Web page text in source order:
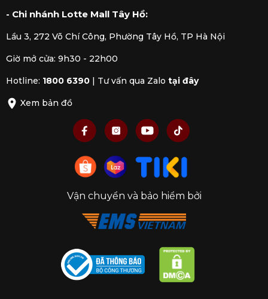
- Chi nhánh Lotte Mall Tây Hồ:
Lầu 3, 272 Võ Chí Công, Phường Tây Hồ, TP Hà Nội
Giờ mở cửa: 9h30 - 22h00
Hotline: 1800 6390 | Tư vấn qua Zalo tại đây
Xem bản đồ
Vận chuyển và bảo hiểm bởi